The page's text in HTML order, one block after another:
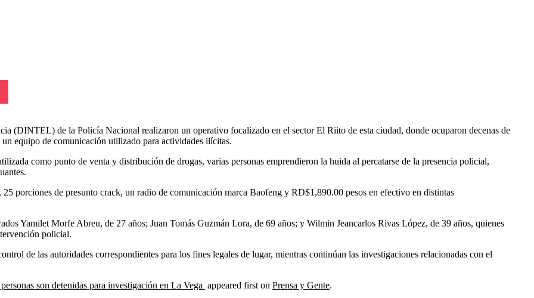
Pocket
(DINTEL) de la Policía Nacional realizaron un operativo focalizado en el sector El Riito de esta ciudad, donde ocuparon decenas de
equipo de comunicación utilizado para actividades ilícitas.
como punto de venta y distribución de drogas, varias personas emprendieron la huida al percatarse de la presencia policial,
porciones de presunto crack, un radio de comunicación marca Baofeng y RD$1,890.00 pesos en efectivo en distintas
Yamilet Morfe Abreu, de 27 años; Juan Tomás Guzmán Lora, de 69 años; y Wilmin Jeancarlos Rivas López, de 39 años, quienes
policial.
de las autoridades correspondientes para los fines legales de lugar, mientras continúan las investigaciones relacionadas con el
son detenidas para investigación en La Vega appeared first on Prensa y Gente.